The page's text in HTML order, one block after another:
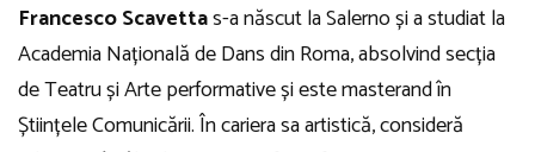
Francesco Scavettas-a născut la Salerno și a studiat la
Academia Națională de Dans din Roma, absolvind secția
de Teatru și Arte performative și este masterand în
Științele Comunicării. În cariera sa artistică, consideră